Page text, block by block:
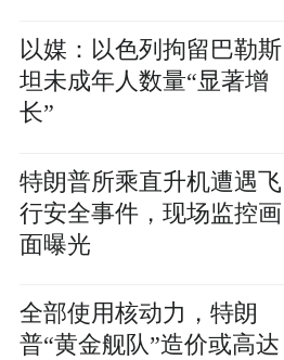
以媒：以色列拘留巴勒斯
坦未成年人数量“显著增
长”
特朗普所乘直升机遭遇飞
行安全事件，现场监控画
面曝光
全部使用核动力，特朗
普“黄金舰队”造价或高达